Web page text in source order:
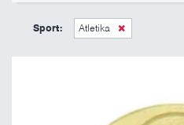
6 Kč
Sport: Atletika